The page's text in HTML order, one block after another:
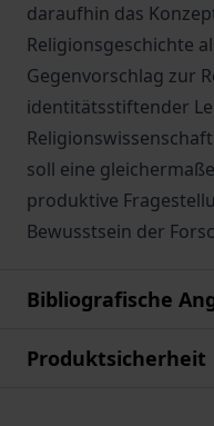
daraufhin das
Religionsgeschichte
Gegenvorschlag zur
identitätsstiftender
soll eine
produktive
Bewusstsein der
Bibliografische
Produktsicherheit